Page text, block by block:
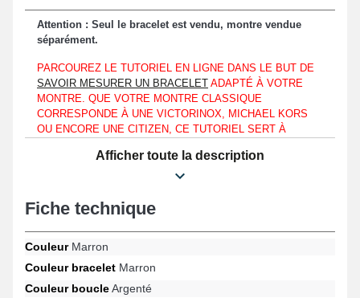
Attention : Seul le bracelet est vendu, montre vendue
séparément.
PARCOUREZ LE TUTORIEL EN LIGNE DANS LE BUT DE
SAVOIR MESURER UN BRACELET ADAPTÉ À VOTRE
MONTRE. QUE VOTRE MONTRE CLASSIQUE
CORRESPONDE À UNE VICTORINOX, MICHAEL KORS
OU ENCORE UNE CITIZEN, CE TUTORIEL SERT À
DE L'HORLOGÈRE DONT VOUS DISPOSEZ.
niveau d'un boîtier affichant un entre-corne d'une longueur de
19mm seulement.
En cuir véritable, ce bracelet pour montre représente une option
ou défectueux. Une boucle papillon de couleur argentée est
présentée pour offrir un dispositif de fixation efficace et commode.
Afficher toute la description
Fiche technique
CouleurMarron
Couleur bracelet Marron
Couleur boucleArgenté